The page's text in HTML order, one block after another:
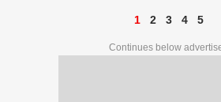
1 2 3 4 5
Continues below